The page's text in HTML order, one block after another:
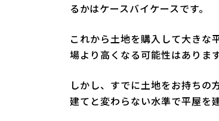
るかはケースバイケースです。
これから土地を購入して大きな
場より高くなる可能性はあります
しかし、すでに土地をお持ちの
建てと変わらない水準で平屋を